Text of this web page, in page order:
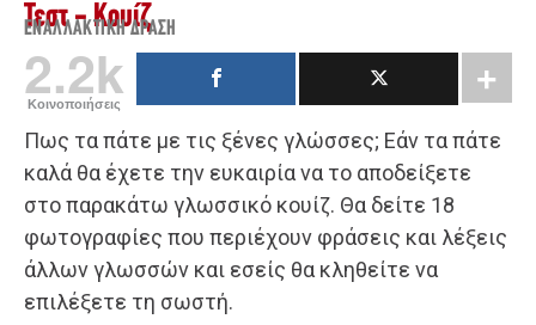
Τεστ - Κουίζ
ΕΝΑΛΛΑΚΤΙΚΉ ΔΡΆΣΗ
2.2k
Κοινοποιήσεις
Πως τα πάτε με τις ξένες γλώσσες; Εάν τα πάτε
καλά θα έχετε την ευκαιρία να το αποδείξετε
στο παρακάτω γλωσσικό κουίζ. Θα δείτε 18
φωτογραφίες που περιέχουν φράσεις και λέξεις
άλλων γλωσσών και εσείς θα κληθείτε να
επιλέξετε τη σωστή.